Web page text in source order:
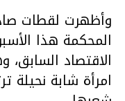
وأظهرت لقطات
المحكمة هذا
الاقتصاد
امرأة شابة